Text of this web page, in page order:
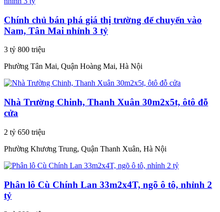
Chính chủ bán phá giá thị trường để chuyển vào
Nam, Tân Mai nhỉnh 3 tỷ
3 tỷ 800 triệu
Phường Tân Mai, Quận Hoàng Mai, Hà Nội
Nhà Trường Chinh, Thanh Xuân 30m2x5t, ôtô đỗ
cửa
2 tỷ 650 triệu
Phường Khương Trung, Quận Thanh Xuân, Hà Nội
Phân lô Cù Chính Lan 33m2x4T, ngõ ô tô, nhỉnh 2
tỷ